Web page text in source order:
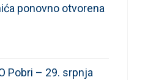
ponovno otvorena
Pobri – 29. srpnja